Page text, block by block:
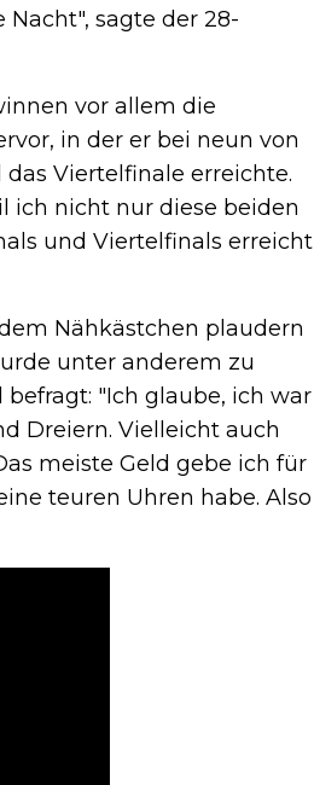
sagte der 28-
vor allem die
in der er bei neun von
Viertelfinale erreichte.
ich nicht nur diese beiden
und Viertelfinals erreicht
Nähkästchen plaudern
unter anderem zu
"Ich glaube, ich war
Dreiern. Vielleicht auch
meiste Geld gebe ich für
teuren Uhren habe. Also